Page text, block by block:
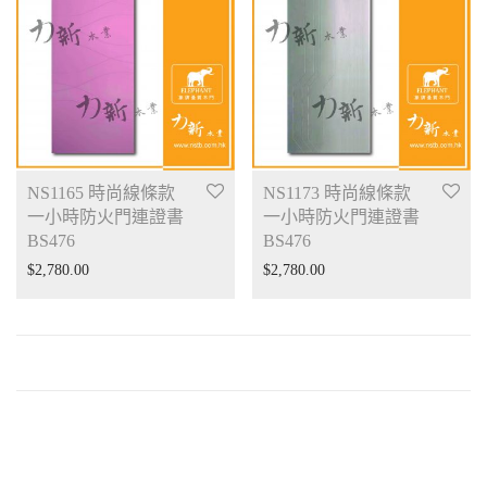
NS1165 時尚線條款
一小時防火門連證書
BS476
$2,780.00
NS1173 時尚線條款
一小時防火門連證書
BS476
$2,780.00